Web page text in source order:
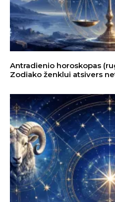
Antradienio horoskopas
Zodiako ženklui atsivers